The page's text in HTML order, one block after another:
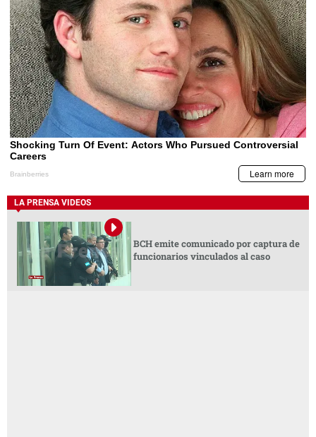
LA PRENSA VIDEOS
BCH emite comunicado por captura de
funcionarios vinculados al caso